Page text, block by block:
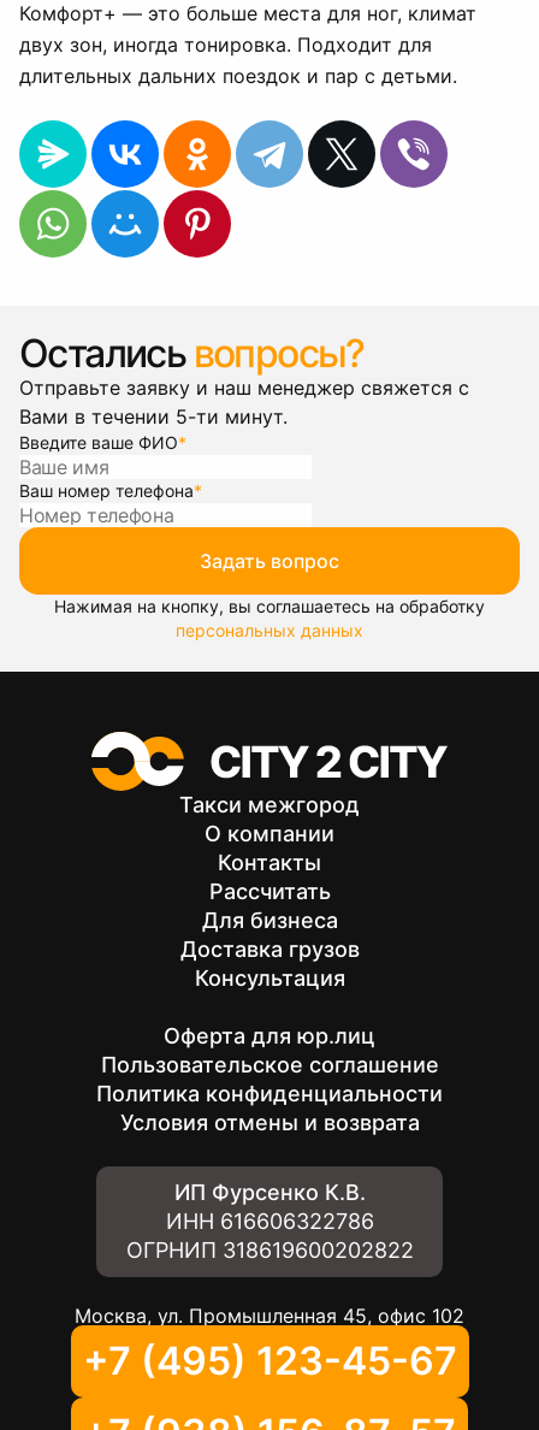
Комфорт+ — это больше места для ног, климат
двух зон, иногда тонировка. Подходит для
длительных дальних поездок и пар с детьми.
Остались вопросы?
Отправьте заявку и наш менеджер свяжется с
Вами в течении 5-ти минут.
Введите ваше ФИО*
Ваш номер телефона*
Задать вопрос
Нажимая на кнопку, вы соглашаетесь на обработку
персональных данных
Такси межгород
О компании
Контакты
Рассчитать
Для бизнеса
Доставка грузов
Консультация
Оферта для юр.лиц
Пользовательское соглашение
Политика конфиденциальности
Условия отмены и возврата
ИП Фурсенко К.В.
ИНН 616606322786
ОГРНИП 318619600202822
Москва, ул. Промышленная 45, офис 102
+7 (495) 123-45-67